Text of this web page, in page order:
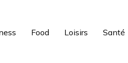
Food Loisirs Santé